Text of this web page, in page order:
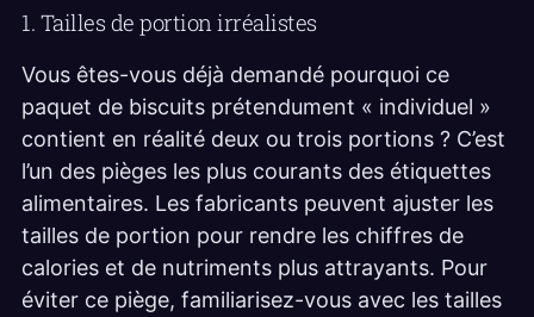
1. Tailles de portion irréalistes
Vous êtes-vous déjà demandé pourquoi ce
paquet de biscuits prétendument « individuel »
contient en réalité deux ou trois portions ? C’est
l’un des pièges les plus courants des étiquettes
alimentaires. Les fabricants peuvent ajuster les
tailles de portion pour rendre les chiffres de
calories et de nutriments plus attrayants. Pour
éviter ce piège, familiarisez-vous avec les tailles